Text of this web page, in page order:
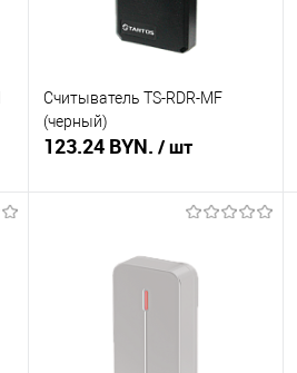
Считыватель TS-RDR-MF
(черный)
123.24 BYN. / шт
Купить в 1 клик